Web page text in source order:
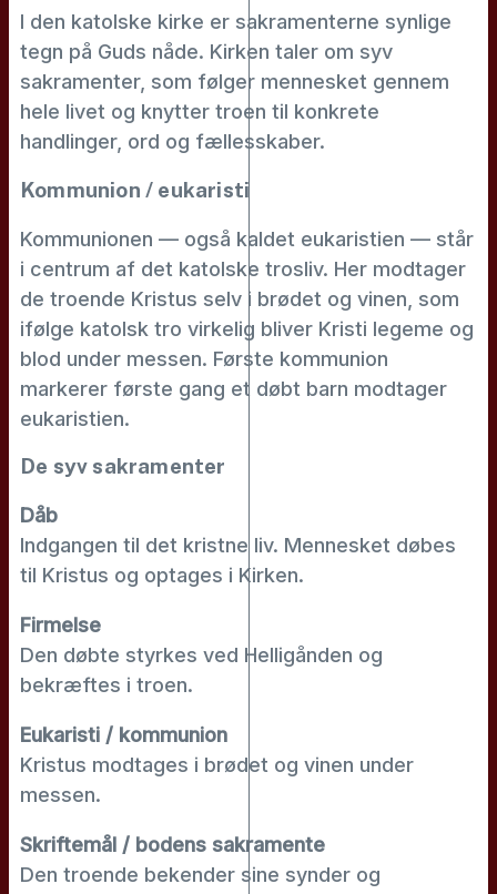
I den katolske kirke er sakramenterne synlige
tegn på Guds nåde. Kirken taler om syv
sakramenter, som følger mennesket gennem
hele livet og knytter troen til konkrete
handlinger, ord og fællesskaber.
Kommunion / eukaristi
Kommunionen — også kaldet eukaristien — står
i centrum af det katolske trosliv. Her modtager
de troende Kristus selv i brødet og vinen, som
ifølge katolsk tro virkelig bliver Kristi legeme og
blod under messen. Første kommunion
markerer første gang et døbt barn modtager
eukaristien.
De syv sakramenter
Dåb
Indgangen til det kristne liv. Mennesket døbes
til Kristus og optages i Kirken.
Firmelse
Den døbte styrkes ved Helligånden og
bekræftes i troen.
Eukaristi / kommunion
Kristus modtages i brødet og vinen under
messen.
Skriftemål / bodens sakramente
Den troende bekender sine synder og